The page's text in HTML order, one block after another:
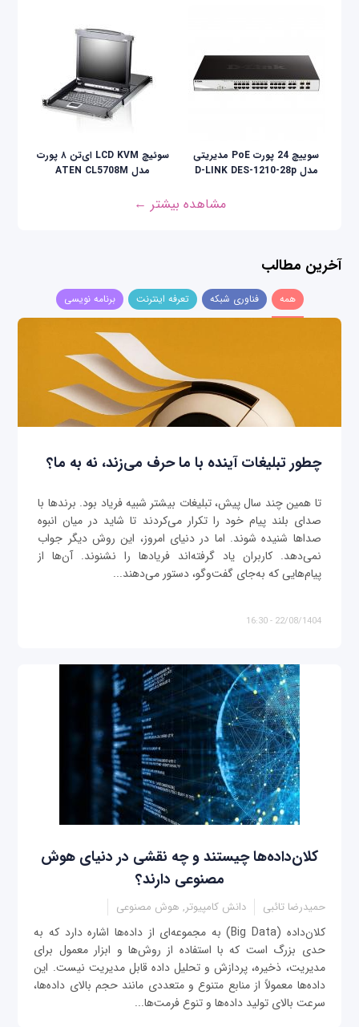
سوییچ 24 پورت PoE مدیریتی
مدل D-LINK DES-1210-28p
سوئيچ LCD KVM ای‌تن ۸ پورت
مدل ATEN CL5708M
مشاهده بیشتر ←
آخرین مطالب
همه فناوری شبکه تعرفه اینترنت برنامه نویسی
چطور تبلیغات آینده با ما حرف می‌زند، نه به ما؟
تا همین چند سال پیش، تبلیغات بیشتر شبیه فریاد بود. برندها با
صدای بلند پیام خود را تکرار می‌کردند تا شاید در میان انبوه
صداها شنیده شوند. اما در دنیای امروز، این روش دیگر جواب
نمی‌دهد. کاربران یاد گرفته‌اند فریادها را نشنوند. آن‌ها از
پیام‌هایی که به‌جای گفت‌وگو، دستور می‌دهند...
22/08/1404 - 16:30
کلان‌داده‌ها چیستند و چه نقشی در دنیای هوش
مصنوعی دارند؟
حمیدرضا تائبی دانش کامپیوتر, هوش مصنوعی
کلان‌داده (Big Data) به مجموعه‌ای از داده‌ها اشاره دارد که به
حدی بزرگ است که با استفاده از روش‌ها و ابزار معمول برای
مدیریت، ذخیره، پردازش و تحلیل داده قابل مدیریت نیست. این
داده‌ها معمولاً از منابع متنوع و متعددی مانند حجم بالای داده‌ها،
سرعت بالای تولید داده‌ها و تنوع فرمت‌ها...